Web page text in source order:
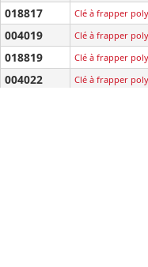
018817 Clé à frapper
004019 Clé à frapper
018819 Clé à frapper
004022 Clé à frapper